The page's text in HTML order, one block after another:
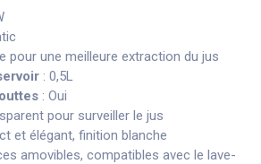
pour une meilleure extraction du jus
: 0,5L
: Oui
pour surveiller le jus
et élégant, finition blanche
amovibles, compatibles avec le lave-